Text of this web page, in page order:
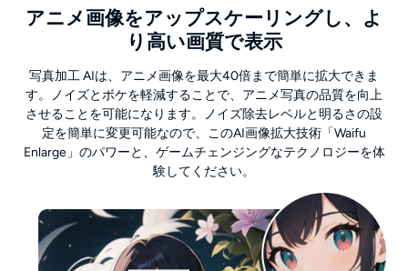
アニメ画像をアップスケーリングし、よ
り高い画質で表示
写真加工 AIは、アニメ画像を最大40倍まで簡単に拡大できま
す。ノイズとボケを軽減することで、アニメ写真の品質を向上
させることを可能になります。ノイズ除去レベルと明るさの設
定を簡単に変更可能なので、このAI画像拡大技術「Waifu
Enlarge」のパワーと、ゲームチェンジングなテクノロジーを体
験してください。